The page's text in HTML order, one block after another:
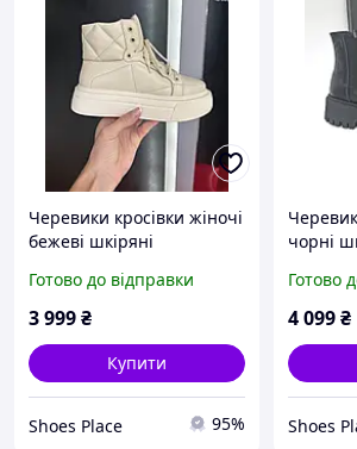
Черевики кросівки жіночі
бежеві шкіряні
шнурівці молодіжні
спортивні
Готово до відправки
3 999₴
Купити
Shoes Place 95%
чорні
Готово
4 099₴
Shoes